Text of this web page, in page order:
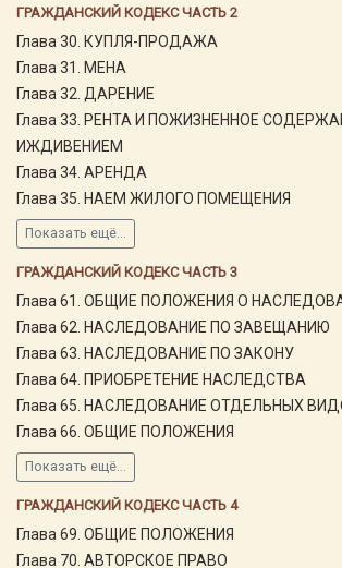
ГРАЖДАНСКИЙ КОДЕКС ЧАСТЬ 2
Глава 30. КУПЛЯ-ПРОДАЖА
Глава 31. МЕНА
Глава 32. ДАРЕНИЕ
Глава 33. РЕНТА И ПОЖИЗНЕННОЕ
ИЖДИВЕНИЕМ
Глава 34. АРЕНДА
Глава 35. НАЕМ ЖИЛОГО ПОМЕЩЕНИЯ
Показать ещё...
ГРАЖДАНСКИЙ КОДЕКС ЧАСТЬ 3
Глава 61. ОБЩИЕ ПОЛОЖЕНИЯ О
Глава 62. НАСЛЕДОВАНИЕ ПО ЗАВЕЩАНИЮ
Глава 63. НАСЛЕДОВАНИЕ ПО ЗАКОНУ
Глава 64. ПРИОБРЕТЕНИЕ НАСЛЕДСТВА
Глава 65. НАСЛЕДОВАНИЕ ОТДЕЛЬНЫХ
Глава 66. ОБЩИЕ ПОЛОЖЕНИЯ
Показать ещё...
ГРАЖДАНСКИЙ КОДЕКС ЧАСТЬ 4
Глава 69. ОБЩИЕ ПОЛОЖЕНИЯ
Глава 70. АВТОРСКОЕ ПРАВО